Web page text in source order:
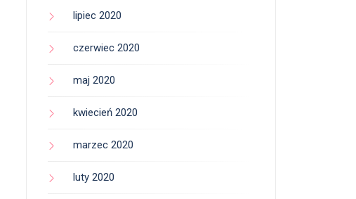
lipiec 2020
czerwiec 2020
maj 2020
kwiecień 2020
marzec 2020
luty 2020